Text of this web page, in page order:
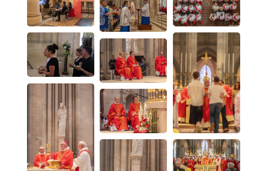
02
33
76
70
5 rue Cardinal
Guyot
BP. 105 - 50201
Coutances
Cedex